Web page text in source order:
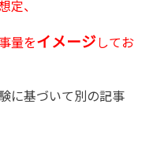
定、
量をイメージ してお
に基づいて別の記事